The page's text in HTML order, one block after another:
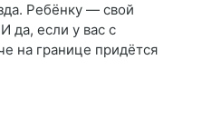
Ребёнку — свой
да, если у вас с
на границе придётся